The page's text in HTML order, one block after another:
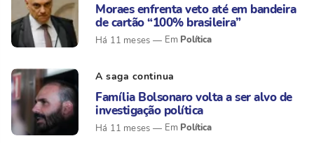
Moraes enfrenta veto até em bandeira
de cartão “100% brasileira”
Há 11 meses Política
A saga continua
Família Bolsonaro volta a ser alvo de
investigação política
Há 11 meses Política